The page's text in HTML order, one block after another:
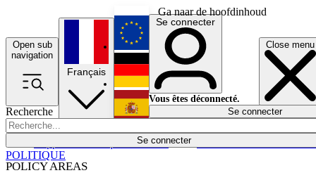
Ga naar de hoofdinhoud
Open sub
navigation
Close menu
Recherche
Se connecter
POLICY AREAS
Économie
Français
English
Deutsch
Español
Se connecter
Vous êtes déconnecté.
Se connecter
POLITIQUE